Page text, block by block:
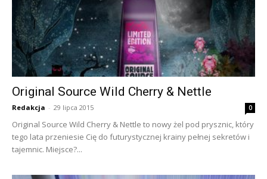
Original Source Wild Cherry & Nettle
Redakcja - 29 lipca 2015 0
Original Source Wild Cherry & Nettle to nowy żel pod prysznic, który
tego lata przeniesie Cię do futurystycznej krainy pełnej sekretów i
tajemnic. Miejsce?...